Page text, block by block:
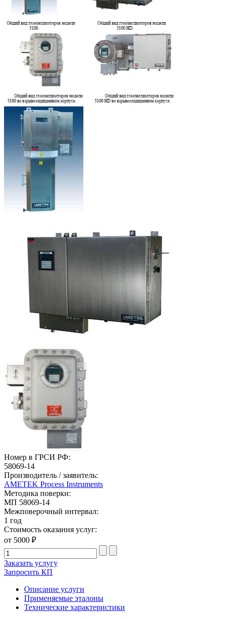
Номер в ГРСИ РФ:
58069-14
Производитель / заявитель:
AMETEK Process Instruments
Методика поверки:
МП 58069-14
Межповерочный интервал:
1 год
Стоимость оказания услуг:
от 5000 ₽
Заказать услугу
Запросить КП
Описание услуги
Применяемые эталоны
Технические характеристики